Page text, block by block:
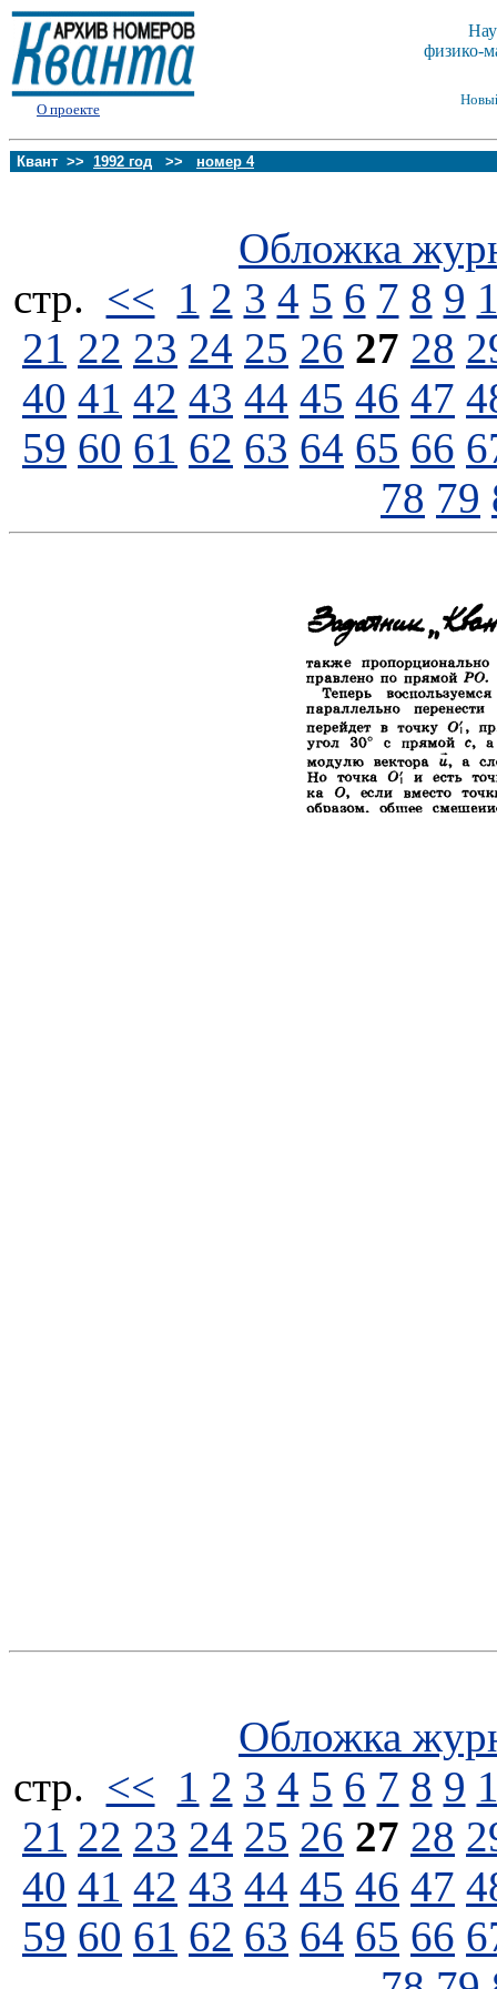
О проекте
физико-
Квант >> 1992 год >> номер 4
Обложка
стp. << 1 2 3 4 5 6 7 8 9
21 22 23 24 25 26 27 28
40 41 42 43 44 45 46 47
59 60 61 62 63 64 65 66
78 79
Обложка
стp. << 1 2 3 4 5 6 7 8 9
21 22 23 24 25 26 27 28
40 41 42 43 44 45 46 47
59 60 61 62 63 64 65 66